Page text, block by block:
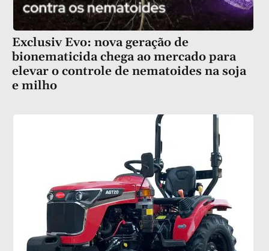
Exclusiv Evo: nova geração de
bionematicida chega ao mercado para
elevar o controle de nematoides na soja
e milho